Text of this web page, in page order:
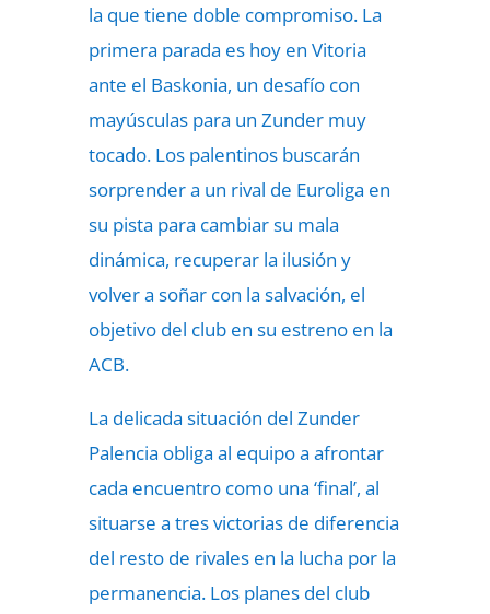
la que tiene doble compromiso. La
primera parada es hoy en Vitoria
ante el Baskonia, un desafío con
mayúsculas para un Zunder muy
tocado. Los palentinos buscarán
sorprender a un rival de Euroliga en
su pista para cambiar su mala
dinámica, recuperar la ilusión y
volver a soñar con la salvación, el
objetivo del club en su estreno en la
ACB.
La delicada situación del Zunder
Palencia obliga al equipo a afrontar
cada encuentro como una ‘final’, al
situarse a tres victorias de diferencia
del resto de rivales en la lucha por la
permanencia. Los planes del club